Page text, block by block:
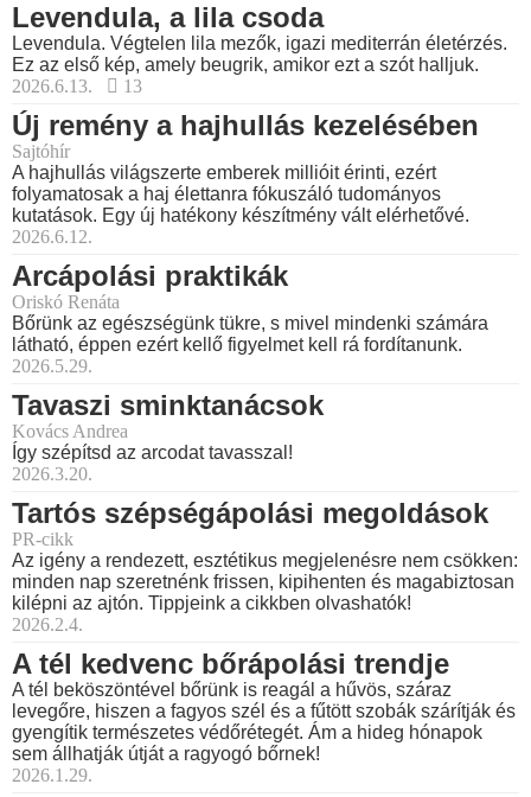
Levendula, a lila csoda
Levendula. Végtelen lila mezők, igazi mediterrán életérzés.
Ez az első kép, amely beugrik, amikor ezt a szót halljuk.
2026.6.13.
13
Új remény a hajhullás kezelésében
Sajtóhír
A hajhullás világszerte emberek millióit érinti, ezért
folyamatosak a haj élettanra fókuszáló tudományos
kutatások. Egy új hatékony készítmény vált elérhetővé.
2026.6.12.
Arcápolási praktikák
Oriskó Renáta
Bőrünk az egészségünk tükre, s mivel mindenki számára
látható, éppen ezért kellő figyelmet kell rá fordítanunk.
2026.5.29.
Tavaszi sminktanácsok
Kovács Andrea
Így szépítsd az arcodat tavasszal!
2026.3.20.
Tartós szépségápolási megoldások
PR-cikk
Az igény a rendezett, esztétikus megjelenésre nem csökken:
minden nap szeretnénk frissen, kipihenten és magabiztosan
kilépni az ajtón. Tippjeink a cikkben olvashatók!
2026.2.4.
A tél kedvenc bőrápolási trendje
A tél beköszöntével bőrünk is reagál a hűvös, száraz
levegőre, hiszen a fagyos szél és a fűtött szobák szárítják és
gyengítik természetes védőrétegét. Ám a hideg hónapok
sem állhatják útját a ragyogó bőrnek!
2026.1.29.